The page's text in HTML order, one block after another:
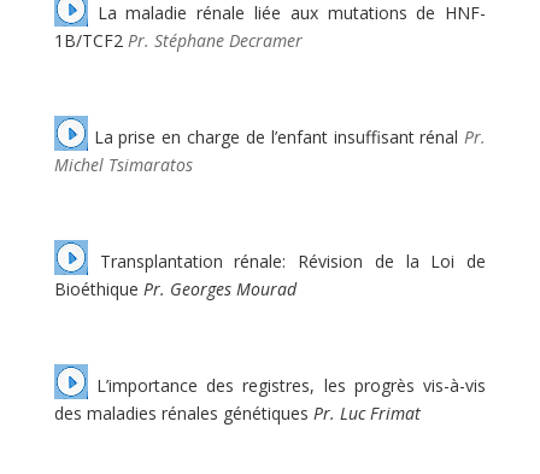
La maladie rénale liée aux mutations de HNF-
1B/TCF2 Pr. Stéphane Decramer
La prise en charge de l’enfant insuffisant rénal Pr.
Michel Tsimaratos
Transplantation rénale: Révision de la Loi de
Bioéthique Pr. Georges Mourad
L’importance des registres, les progrès vis-à-vis
des maladies rénales génétiques Pr. Luc Frimat